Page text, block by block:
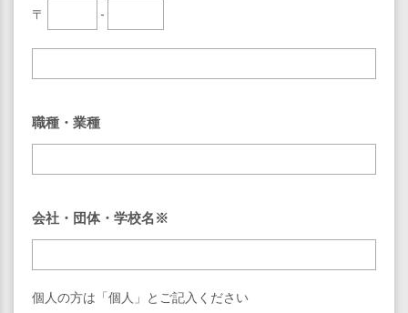
〒 -
職種・業種
会社・団体・学校名※
個人の方は「個人」とご記入ください